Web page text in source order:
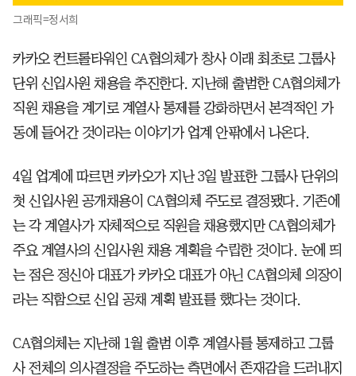
그래픽=정서희
카카오 컨트롤타워인 CA협의체가 창사 이래 최초로 그룹사
단위 신입사원 채용을 추진한다. 지난해 출범한 CA협의체가
직원 채용을 계기로 계열사 통제를 강화하면서 본격적인 가
동에 들어간 것이라는 이야기가 업계 안팎에서 나온다.
4일 업계에 따르면 카카오가 지난 3일 발표한 그룹사 단위의
첫 신입사원 공개채용이 CA협의체 주도로 결정됐다. 기존에
는 각 계열사가 자체적으로 직원을 채용했지만 CA협의체가
주요 계열사의 신입사원 채용 계획을 수립한 것이다. 눈에 띄
는 점은 정신아 대표가 카카오 대표가 아닌 CA협의체 의장이
라는 직함으로 신입 공채 계획 발표를 했다는 것이다.
CA협의체는 지난해 1월 출범 이후 계열사를 통제하고 그룹
사 전체의 의사결정을 주도하는 측면에서 존재감을 드러내지